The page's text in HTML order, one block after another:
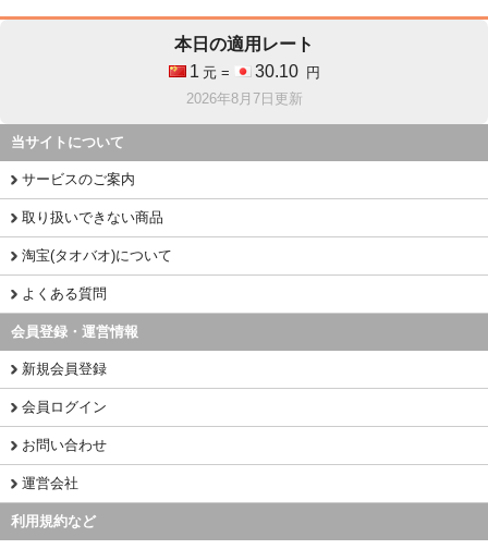
本日の適用レート
1 元 = 30.10
円
2026年8月7日更新
当サイトについて
サービスのご案内
取り扱いできない商品
淘宝(タオバオ)について
よくある質問
会員登録・運営情報
新規会員登録
会員ログイン
お問い合わせ
運営会社
利用規約など